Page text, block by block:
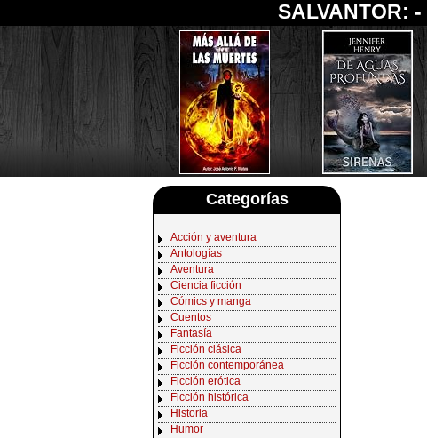
SALVANTOR: -
Categorías
Acción y aventura
Antologías
Aventura
Ciencia ficción
Cómics y manga
Cuentos
Fantasía
Ficción clásica
Ficción contemporánea
Ficción erótica
Ficción histórica
Historia
Humor